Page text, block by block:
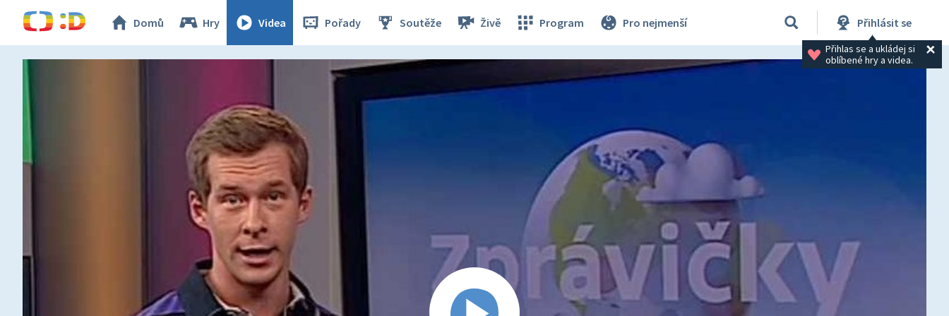
Domů Hry Videa Pořady Soutěže Živě Program Pro nejmenší Přihlásit se
Přihlas se a ukládej si
oblíbené hry a videa.